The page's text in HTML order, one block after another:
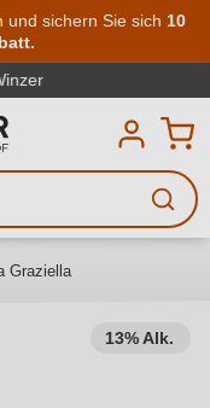
springen
und sichern Sie sich 10
Graziella
13% Alk.
Wein